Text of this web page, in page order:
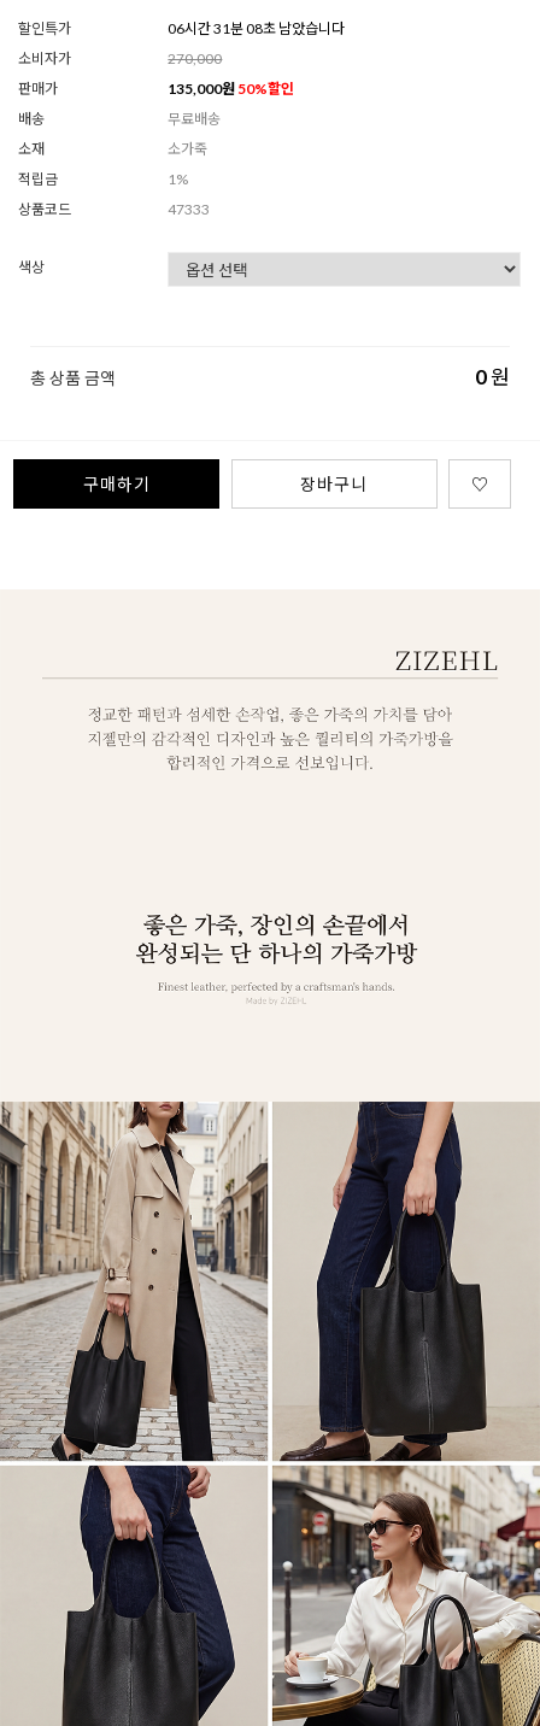
할인특가
06시간 31분 07초 남았습니다
소비자가
270,000
판매가
135,000원 50%할인
배송
무료배송
소재
소가죽
적립금
1%
상품코드
47333
색상
총 상품 금액 0원
구매하기 장바구니 ♡